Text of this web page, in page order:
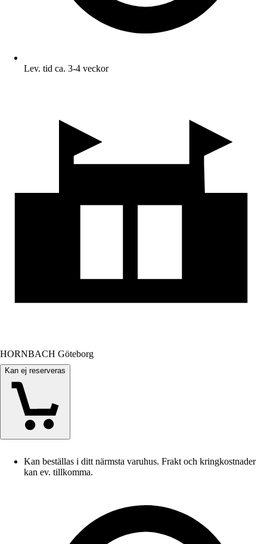
Lev. tid ca. 3-4 veckor
HORNBACH Göteborg
Kan ej reserveras
Kan beställas i ditt närmsta varuhus. Frakt och kringkostnader
kan ev. tillkomma.